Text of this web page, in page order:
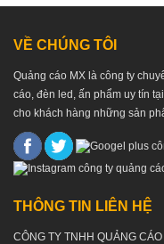
VỀ CHÚNG TÔI
Quảng cáo MX là công ty
cáo, đèn led, ấn phẩm uy tín
cho khách hàng những sản
THÔNG TIN LIÊN HỆ
CÔNG TY TNHH QUẢNG